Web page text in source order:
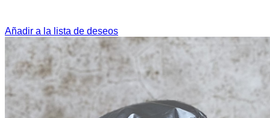
Añadir a la lista de deseos